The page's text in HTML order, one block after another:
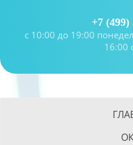
+7 (499)
с 10:00 до 19:00
16:00